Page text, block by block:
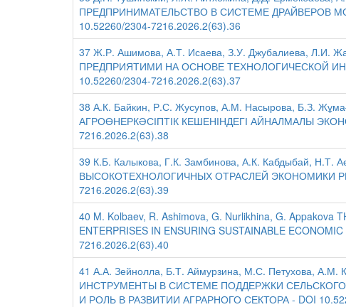
ПРЕДПРИНИМАТЕЛЬСТВО В СИСТЕМЕ ДРАЙВЕРОВ
10.52260/2304-7216.2026.2(63).36
37 Ж.Р. Ашимова, А.Т. Исаева, З.У. Джубалиева, Л.И.
ПРЕДПРИЯТИМИ НА ОСНОВЕ ТЕХНОЛОГИЧЕСКОЙ
10.52260/2304-7216.2026.2(63).37
38 А.К. Байкин, Р.С. Жусупов, А.М. Насырова, Б.З.
АГРОӨНЕРКӘСІПТІК КЕШЕНІНДЕГІ АЙНАЛМАЛЫ
7216.2026.2(63).38
39 К.Б. Калыкова, Г.К. Замбинова, А.К. Кабдыбай,
ВЫСОКОТЕХНОЛОГИЧНЫХ ОТРАСЛЕЙ ЭКОНОМИКИ
7216.2026.2(63).39
40 M. Kolbaev, R. Ashimova, G. Nurlikhina, G. Appakova
ENTERPRISES IN ENSURING SUSTAINABLE
7216.2026.2(63).40
41 А.А. Зейнолла, Б.Т. Аймурзина, М.С. Петухова,
ИНСТРУМЕНТЫ В СИСТЕМЕ ПОДДЕРЖКИ
И РОЛЬ В РАЗВИТИИ АГРАРНОГО СЕКТОРА - DOI